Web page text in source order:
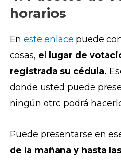
horarios
En este enlace puede
cosas, el lugar de
registrada su cédula.
donde usted puede
ningún otro podrá
Puede presentarse en
de la mañana y hasta